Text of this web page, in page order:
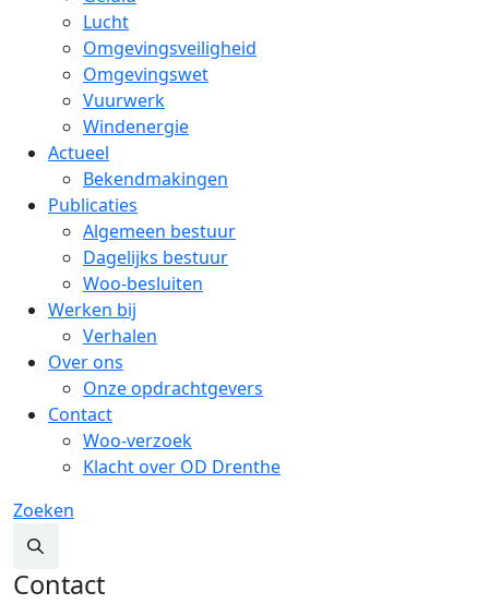
Lucht
Omgevingsveiligheid
Omgevingswet
Vuurwerk
Windenergie
Actueel
Bekendmakingen
Publicaties
Algemeen bestuur
Dagelijks bestuur
Woo-besluiten
Werken bij
Verhalen
Over ons
Onze opdrachtgevers
Contact
Woo-verzoek
Klacht over OD Drenthe
Zoeken
Contact